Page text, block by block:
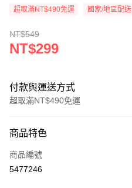
超取滿NT$490免運 國家/地區配送
NT$549
NT$299
付款與運送方式
超取滿NT$490免運
信用卡一次付款
信用卡分期付款
商品特色
商品編號
5477246